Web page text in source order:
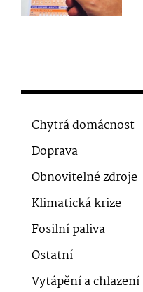
Chytrá domácnost
Doprava
Obnovitelné zdroje
Klimatická krize
Fosilní paliva
Ostatní
Vytápění a chlazení